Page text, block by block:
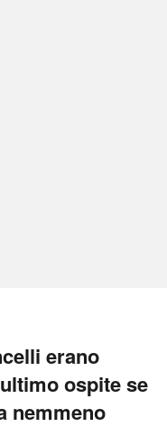
erano
ospite se
nemmeno